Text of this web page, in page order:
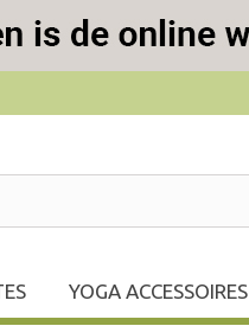
YOGA ACCESSOIRES